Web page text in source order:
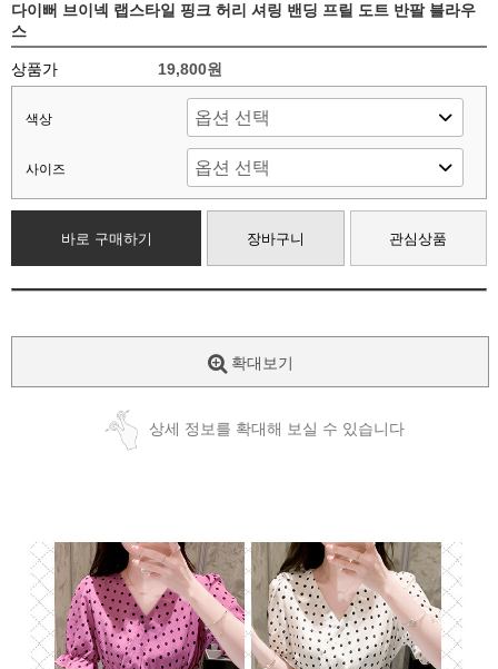
다이뻐 브이넥 랩스타일 핑크 허리 셔링 밴딩 프릴 도트 반팔 블라우
스
상품가 19,800원
색상
사이즈
바로 구매하기 장바구니 관심상품
확대보기
상세 정보를 확대해 보실 수 있습니다